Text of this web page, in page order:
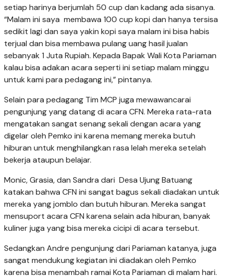
setiap harinya berjumlah 50 cup dan kadang ada sisanya.
“Malam ini saya membawa 100 cup kopi dan hanya tersisa
sedikit lagi dan saya yakin kopi saya malam ini bisa habis
terjual dan bisa membawa pulang uang hasil jualan
sebanyak 1 Juta Rupiah. Kepada Ba­pak Wali Kota Pariaman
kalau bisa adakan acara se­perti ini setiap malam minggu
untuk kami para pedagang ini,” pintanya.
Selain para pedagang Tim MCP juga mewawancarai
pengunjung yang datang di acara CFN. Mereka rata-rata
mengatakan sa­ngat senang sekali dengan acara yang
digelar oleh Pemko ini karena memang mereka butuh
hiburan untuk menghilangkan rasa lelah mereka setelah
be­kerja ataupun belajar.
Monic, Grasia, dan Sandra dari Desa Ujung Batuang
katakan bahwa CFN ini sangat bagus sekali diadakan untuk
mereka yang jomblo dan butuh hiburan. Mereka sangat
mensuport acara CFN karena selain ada hiburan, banyak
kuliner juga yang bisa mereka cicipi di acara tersebut.
Sedangkan Andre pengunjung dari Pariaman katanya, juga
sangat mendukung kegiatan ini diadakan oleh Pemko
karena bisa menambah ramai Ko­ta Pariaman di malam hari.